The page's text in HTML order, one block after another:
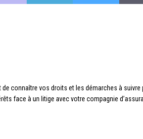
connaître vos droits et les démarches à suivre
face à un litige avec votre compagnie